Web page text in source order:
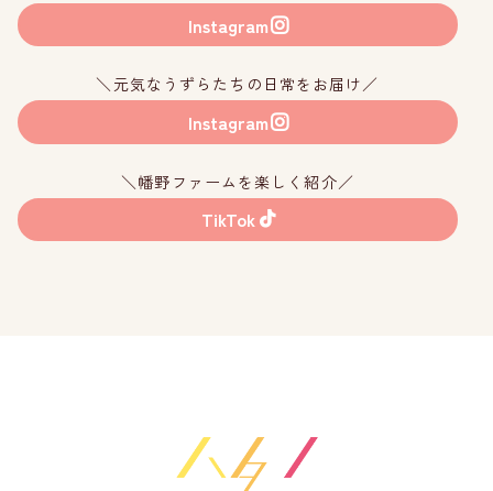
Instagram
＼元気なうずらたちの日常をお届け／
Instagram
＼幡野ファームを楽しく紹介／
TikTok